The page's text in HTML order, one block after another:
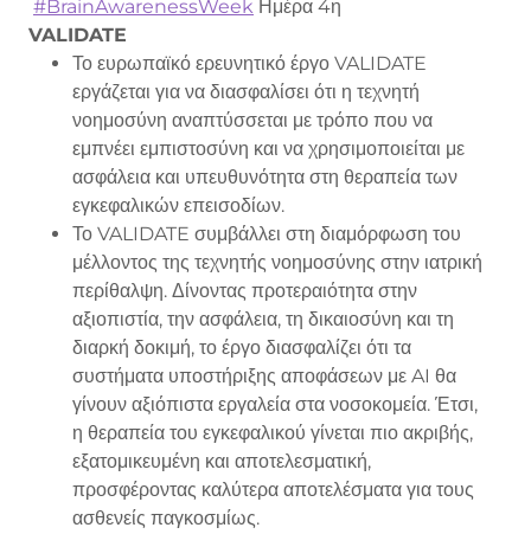
#BrainAwarenessWeek Ημέρα 4η
VALIDATE
Το ευρωπαϊκό ερευνητικό έργο VALIDATE
εργάζεται για να διασφαλίσει ότι η τεχνητή
νοημοσύνη αναπτύσσεται με τρόπο που να
εμπνέει εμπιστοσύνη και να χρησιμοποιείται με
ασφάλεια και υπευθυνότητα στη θεραπεία των
εγκεφαλικών επεισοδίων.
Το VALIDATE συμβάλλει στη διαμόρφωση του
μέλλοντος της τεχνητής νοημοσύνης στην ιατρική
περίθαλψη. Δίνοντας προτεραιότητα στην
αξιοπιστία, την ασφάλεια, τη δικαιοσύνη και τη
διαρκή δοκιμή, το έργο διασφαλίζει ότι τα
συστήματα υποστήριξης αποφάσεων με AI θα
γίνουν αξιόπιστα εργαλεία στα νοσοκομεία. Έτσι,
η θεραπεία του εγκεφαλικού γίνεται πιο ακριβής,
εξατομικευμένη και αποτελεσματική,
προσφέροντας καλύτερα αποτελέσματα για τους
ασθενείς παγκοσμίως.